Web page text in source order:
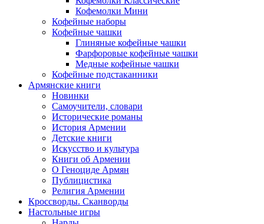
Кофемолки Мини
Кофейные наборы
Кофейные чашки
Глиняные кофейные чашки
Фарфоровые кофейные чашки
Медные кофейные чашки
Кофейные подстаканники
Армянские книги
Новинки
Самоучители, словари
Исторические романы
История Армении
Детские книги
Иcкусство и культура
Книги об Армении
О Геноциде Армян
Публицистика
Религия Армении
Кроссворды. Сканворды
Настольные игры